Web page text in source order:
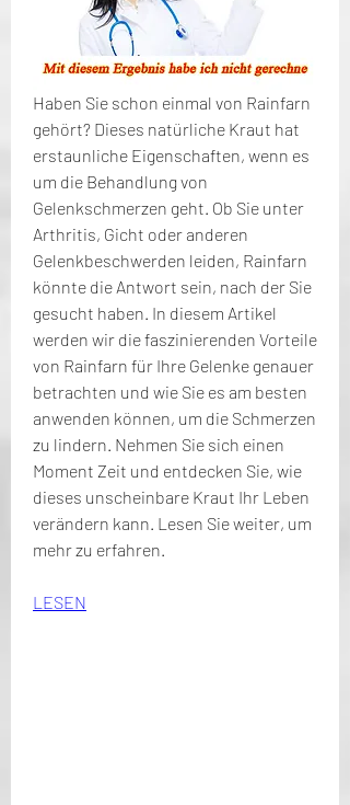
Haben Sie schon einmal von Rainfarn
gehört? Dieses natürliche Kraut hat
erstaunliche Eigenschaften, wenn es
um die Behandlung von
Gelenkschmerzen geht. Ob Sie unter
Arthritis, Gicht oder anderen
Gelenkbeschwerden leiden, Rainfarn
könnte die Antwort sein, nach der Sie
gesucht haben. In diesem Artikel
werden wir die faszinierenden Vorteile
von Rainfarn für Ihre Gelenke genauer
betrachten und wie Sie es am besten
anwenden können, um die Schmerzen
zu lindern. Nehmen Sie sich einen
Moment Zeit und entdecken Sie, wie
dieses unscheinbare Kraut Ihr Leben
verändern kann. Lesen Sie weiter, um
mehr zu erfahren.
LESEN